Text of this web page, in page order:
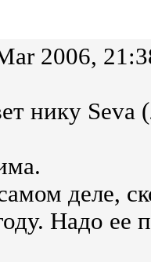
2006,
нику Seva
деле,
Надо ее